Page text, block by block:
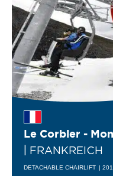
Le Corbier -
| FRANKREICH
DETACHABLE CHAIRLIFT |